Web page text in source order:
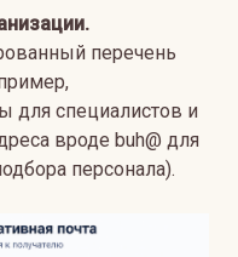
перечень
для специалистов и
вроде buh@ для
персонала).